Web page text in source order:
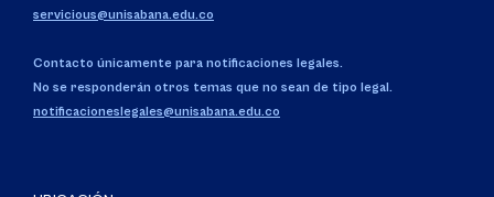
servicious@unisabana.edu.co
Contacto únicamente para notificaciones legales.
No se responderán otros temas que no sean de tipo legal.
notificacioneslegales@unisabana.edu.co